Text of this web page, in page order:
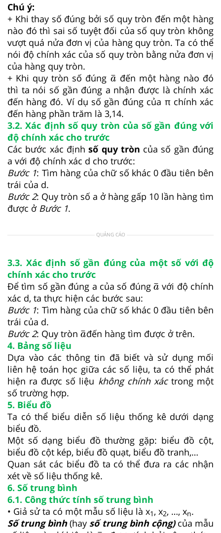
Chú ý:
+ Khi thay số đúng bởi số quy tròn đến một hàng
nào đó thì sai số tuyệt đối của số quy tròn không
vượt quá nửa đơn vị của hàng quy tròn. Ta có thể
nói độ chính xác của số quy tròn bằng nửa đơn vị
của hàng quy tròn.
+ Khi quy tròn số đúng ¯
a
a ¯đến một hàng nào đó
thì ta nói số gần đúng a nhận được là chính xác
đến hàng đó. Ví dụ số gần đúng của π chính xác
đến hàng phần trăm là 3,14.
3.2. Xác định số quy tròn của số gần đúng với
độ chính xác cho trước
Các bước xác địnhsố quy tròn của số gần đúng
a với độ chính xác d cho trước:
Bước 1: Tìm hàng của chữ số khác 0 đầu tiên bên
trái của d.
Bước 2: Quy tròn số a ở hàng gấp 10 lần hàng tìm
được ở Bước 1.
QUẢNG CÁO
3.3. Xác định số gần đúng của một số với độ
chính xác cho trước
Để tìm số gần đúng a của số đúng ¯
a
a ¯với độ chính
xác d, ta thực hiện các bước sau:
Bước 1: Tìm hàng của chữ số khác 0 đầu tiên bên
trái của d.
Bước 2: Quy tròn ¯
a
a¯
đến hàng tìm được ở trên.
4. Bảng số liệu
Dựa vào các thông tin đã biết và sử dụng mối
liên hệ toán học giữa các số liệu, ta có thể phát
hiện ra được số liệu không chính xáctrong một
số trường hợp.
5. Biểu đồ
Ta có thể biểu diễn số liệu thống kê dưới dạng
biểu đồ.
Một số dạng biểu đồ thường gặp: biểu đồ cột,
biểu đồ cột kép, biểu đồ quạt, biểu đồ tranh,…
Quan sát các biểu đồ ta có thể đưa ra các nhận
xét về số liệu thống kê.
6. Số trung bình
6.1. Công thức tính số trung bình
• Giả sử ta có một mẫu số liệu là x1 , x­2, …, xn.
Số trung bình(hay số trung bình cộng)của mẫu